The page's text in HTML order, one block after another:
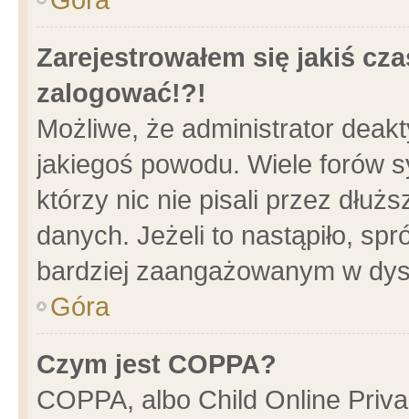
Zarejestrowałem się jakiś
zalogować!?!
Możliwe, że administrator
jakiegoś powodu. Wiele forów
którzy nic nie pisali przez
danych. Jeżeli to nastąpiło,
bardziej zaangażowanym w
Góra
Czym jest COPPA?
COPPA, albo Child Online